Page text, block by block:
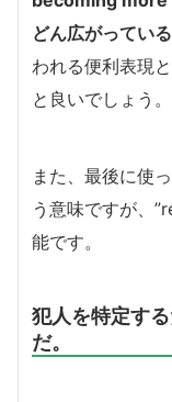
どん広がってい
われる便利表現
と良いでしょう。
また、最後に使
う意味ですが、
能です。
犯人を特定す
だ。